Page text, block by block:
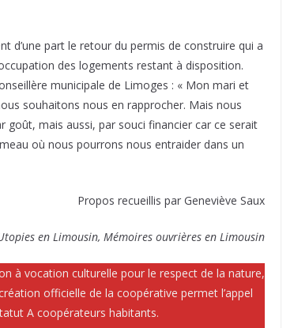
d’une part le retour du permis de construire qui a
des logements restant à disposition.
municipale de Limoges : « Mon mari et
souhaitons nous en rapprocher. Mais nous
goût, mais aussi, par souci financier car ce serait
où nous pourrons nous entraider dans un
Propos recueillis par Geneviève Saux
en Limousin, Mémoires ouvrières en Limousin
à vocation culturelle pour le respect de la nature,
officielle de la coopérative permet l’appel
A coopérateurs habitants.